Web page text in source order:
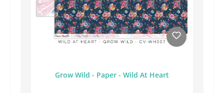
Grow Wild - Paper - Wild At Heart